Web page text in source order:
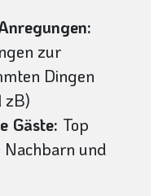
zur
Dingen
zB)
Gäste: Top
Nachbarn und